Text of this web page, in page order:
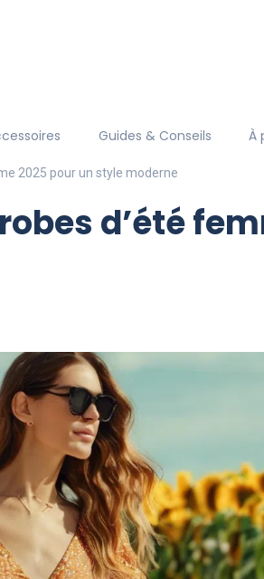
Guides & Conseils À
2025 pour un style moderne
d’été